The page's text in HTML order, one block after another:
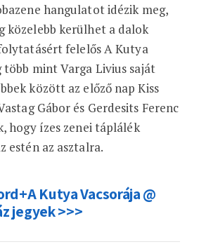
hangulatot idézik meg,
közelebb kerülhet a dalok
felelős A Kutya
több mint Varga Livius saját
között az előző nap Kiss
Gábor és Gerdesits Ferenc
hogy ízes zenei táplálék
estén az asztalra.
Kutya Vacsorája @
jegyek >>>